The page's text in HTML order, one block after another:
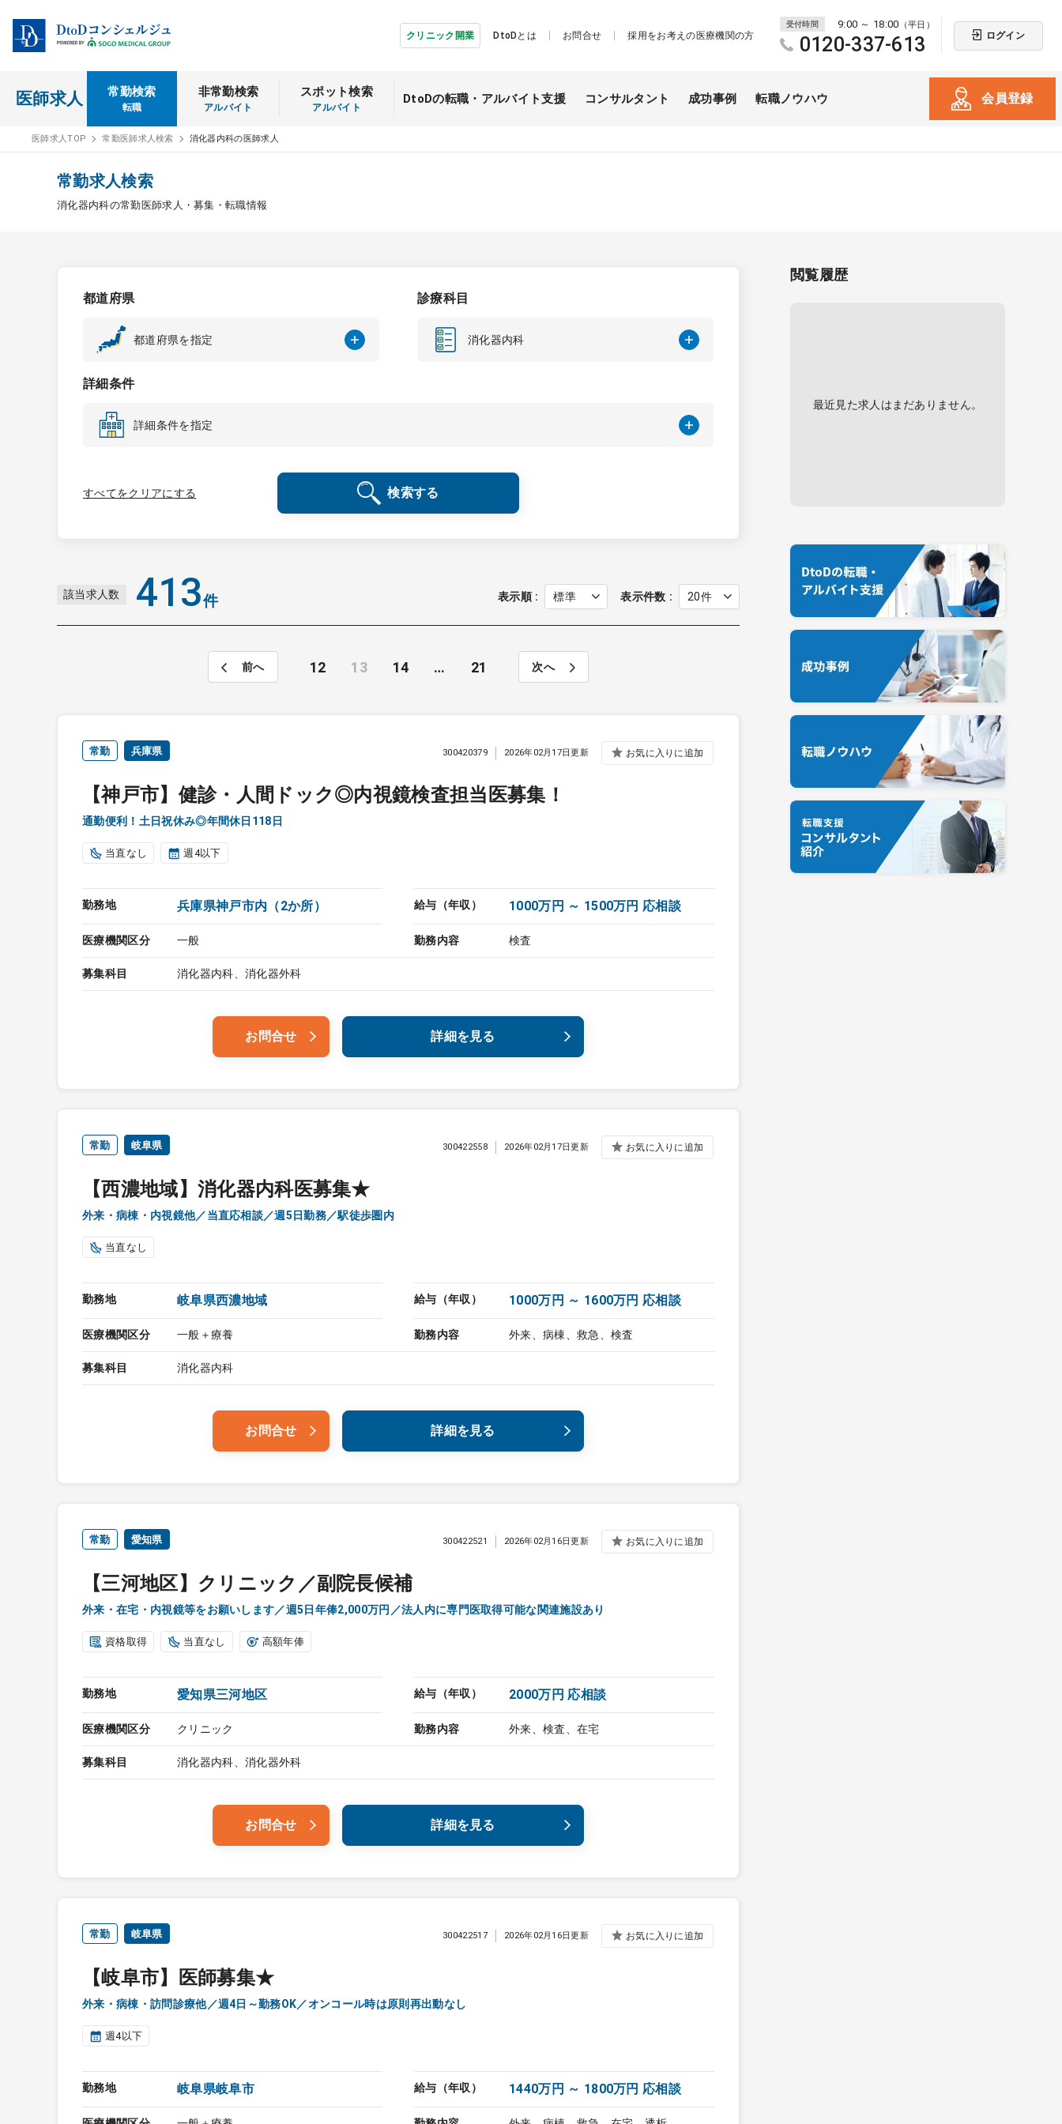
クリニック開業 DtoDとは お問合せ 採用をお考えの医療機関の方
受付時間 9:00 ～ 18:00 （平日）
0120-337-613 ログイン
医師求人 常勤検索
転職
非常勤検索
アルバイト
スポット検索
アルバイト
DtoDの転職・ アルバイト支援 コンサルタント 成功事例 転職ノウハウ 会員登録
医師求人TOP 常勤医師求人検索 消化器内科の医師求人
常勤求人検索
消化器内科の常勤医師求人・募集・転職情報
都道府県
都道府県を指定
診療科目
消化器内科
詳細条件
詳細条件を指定
検索する
すべてをクリアにする
該当求人数 413件 表示順 表示件数
前へ 12 13 14 … 21 次へ
常勤 兵庫県
【神戸市】健診・人間ドック◎内視鏡検査担当医募集！
通勤便利！土日祝休み◎年間休日118日
300420379 2026年02月17日更新 お気に入りに追加
当直なし 週4以下
勤務地 兵庫県神戸市内（2か所） 給与（年収） 1000万円 ～ 1500万円 応相談
医療機関区分 一般 勤務内容 検査
募集科目 消化器内科、消化器外科
お問合せ 詳細を見る
常勤 岐阜県
【西濃地域】消化器内科医募集★
外来・病棟・内視鏡他／当直応相談／週5日勤務／駅徒歩圏内
300422558 2026年02月17日更新 お気に入りに追加
当直なし
勤務地 岐阜県西濃地域 給与（年収） 1000万円 ～ 1600万円 応相談
医療機関区分 一般＋療養 勤務内容 外来、病棟、救急、検査
募集科目 消化器内科
お問合せ 詳細を見る
常勤 愛知県
【三河地区】クリニック／副院長候補
外来・在宅・内視鏡等をお願いします／週5日年俸2,000万円／法人内に専門医取得可能な関連施設あり
300422521 2026年02月16日更新 お気に入りに追加
資格取得 当直なし 高額年俸
勤務地 愛知県三河地区 給与（年収） 2000万円 応相談
医療機関区分 クリニック 勤務内容 外来、検査、在宅
募集科目 消化器内科、消化器外科
お問合せ 詳細を見る
常勤 岐阜県
【岐阜市】医師募集★
外来・病棟・訪問診療他／週4日～勤務OK／オンコール時は原則再出動なし
300422517 2026年02月16日更新 お気に入りに追加
週4以下
勤務地 岐阜県岐阜市 給与（年収） 1440万円 ～ 1800万円 応相談
閲覧履歴
最近見た求人はまだありません。